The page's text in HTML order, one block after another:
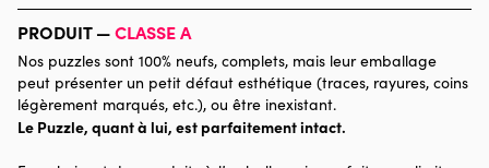
Catégorie
Puzzles - Forêts, Fleurs et
Jardins
PRODUIT —CLASSE A
Nos puzzles sont 100% neufs, complets, mais leur emballage
peut présenter un petit défaut esthétique (traces, rayures, coins
légèrement marqués, etc.), ou être inexistant.
Le Puzzle, quant à lui, est parfaitement intact.